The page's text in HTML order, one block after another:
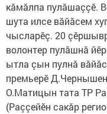
кăмăлпа пулăшаççӗ.
шута илсе вăйăсем
чысларӗç. 20
волонтер пулăшнă
ытла çын пулнă
премьерӗ
О.Матицын тата ТР
(Раççейӗн сакăр